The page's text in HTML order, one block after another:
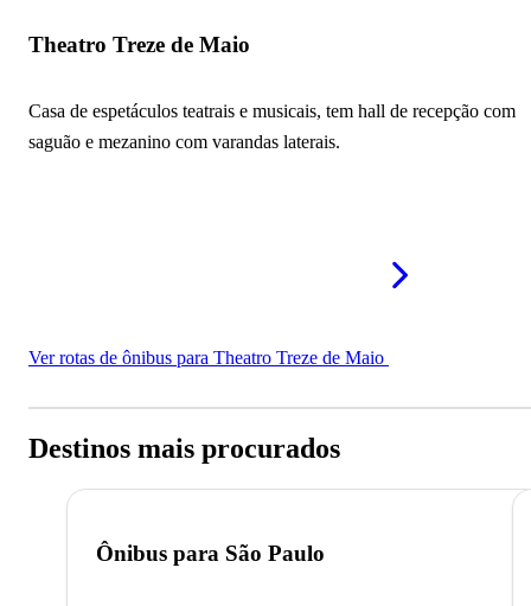
Theatro Treze de Maio
Casa de espetáculos teatrais e musicais, tem hall de recepção com
saguão e mezanino com varandas laterais.
Ver rotas de ônibus para Theatro Treze de Maio
Destinos mais procurados
Ônibus para São Paulo